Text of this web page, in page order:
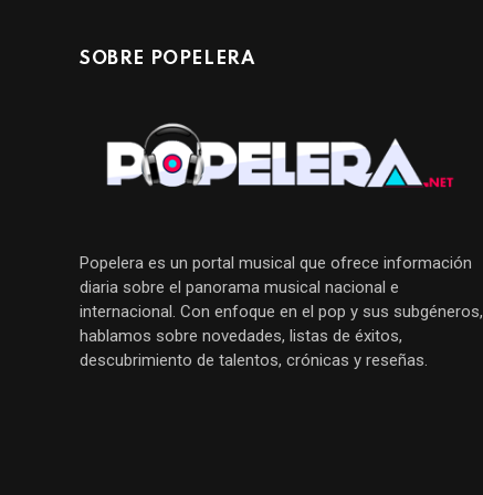
SOBRE POPELERA
Popelera es un portal musical que ofrece información
diaria sobre el panorama musical nacional e
internacional. Con enfoque en el pop y sus subgéneros,
hablamos sobre novedades, listas de éxitos,
descubrimiento de talentos, crónicas y reseñas.